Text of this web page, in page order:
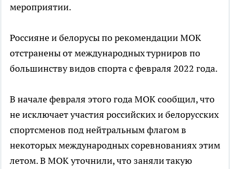
мероприятии.
Россияне и белорусы по рекомендации МОК
отстранены от международных турниров по
большинству видов спорта с февраля 2022 года.
В начале февраля этого года МОК сообщил, что
не исключает участия российских и белорусских
спортсменов под нейтральным флагом в
некоторых международных соревнованиях этим
летом. В МОК уточнили, что заняли такую